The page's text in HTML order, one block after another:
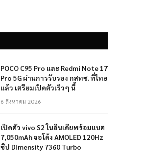
POCO C95 Pro และ Redmi Note 17
Pro 5G ผ่านการรับรอง กสทช. ที่ไทย
แล้ว เตรียมเปิดตัวเร็วๆ นี้
6 สิงหาคม 2026
เปิดตัว vivo S2 ในอินเดียพร้อมแบต
7,050mAh จอโค้ง AMOLED 120Hz
ชิป Dimensity 7360 Turbo